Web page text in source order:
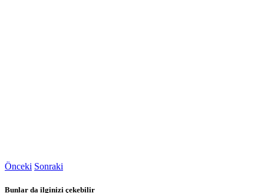
Önceki Sonraki
Bunlar da ilginizi çekebilir